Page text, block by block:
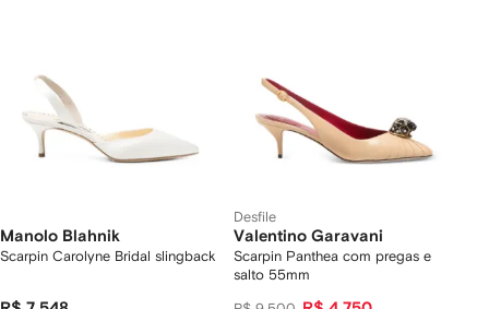
Manolo Blahnik
Scarpin Carolyne Bridal slingback
Desfile
Valentino Garavani
Scarpin Panthea com pregas e
salto 55mm